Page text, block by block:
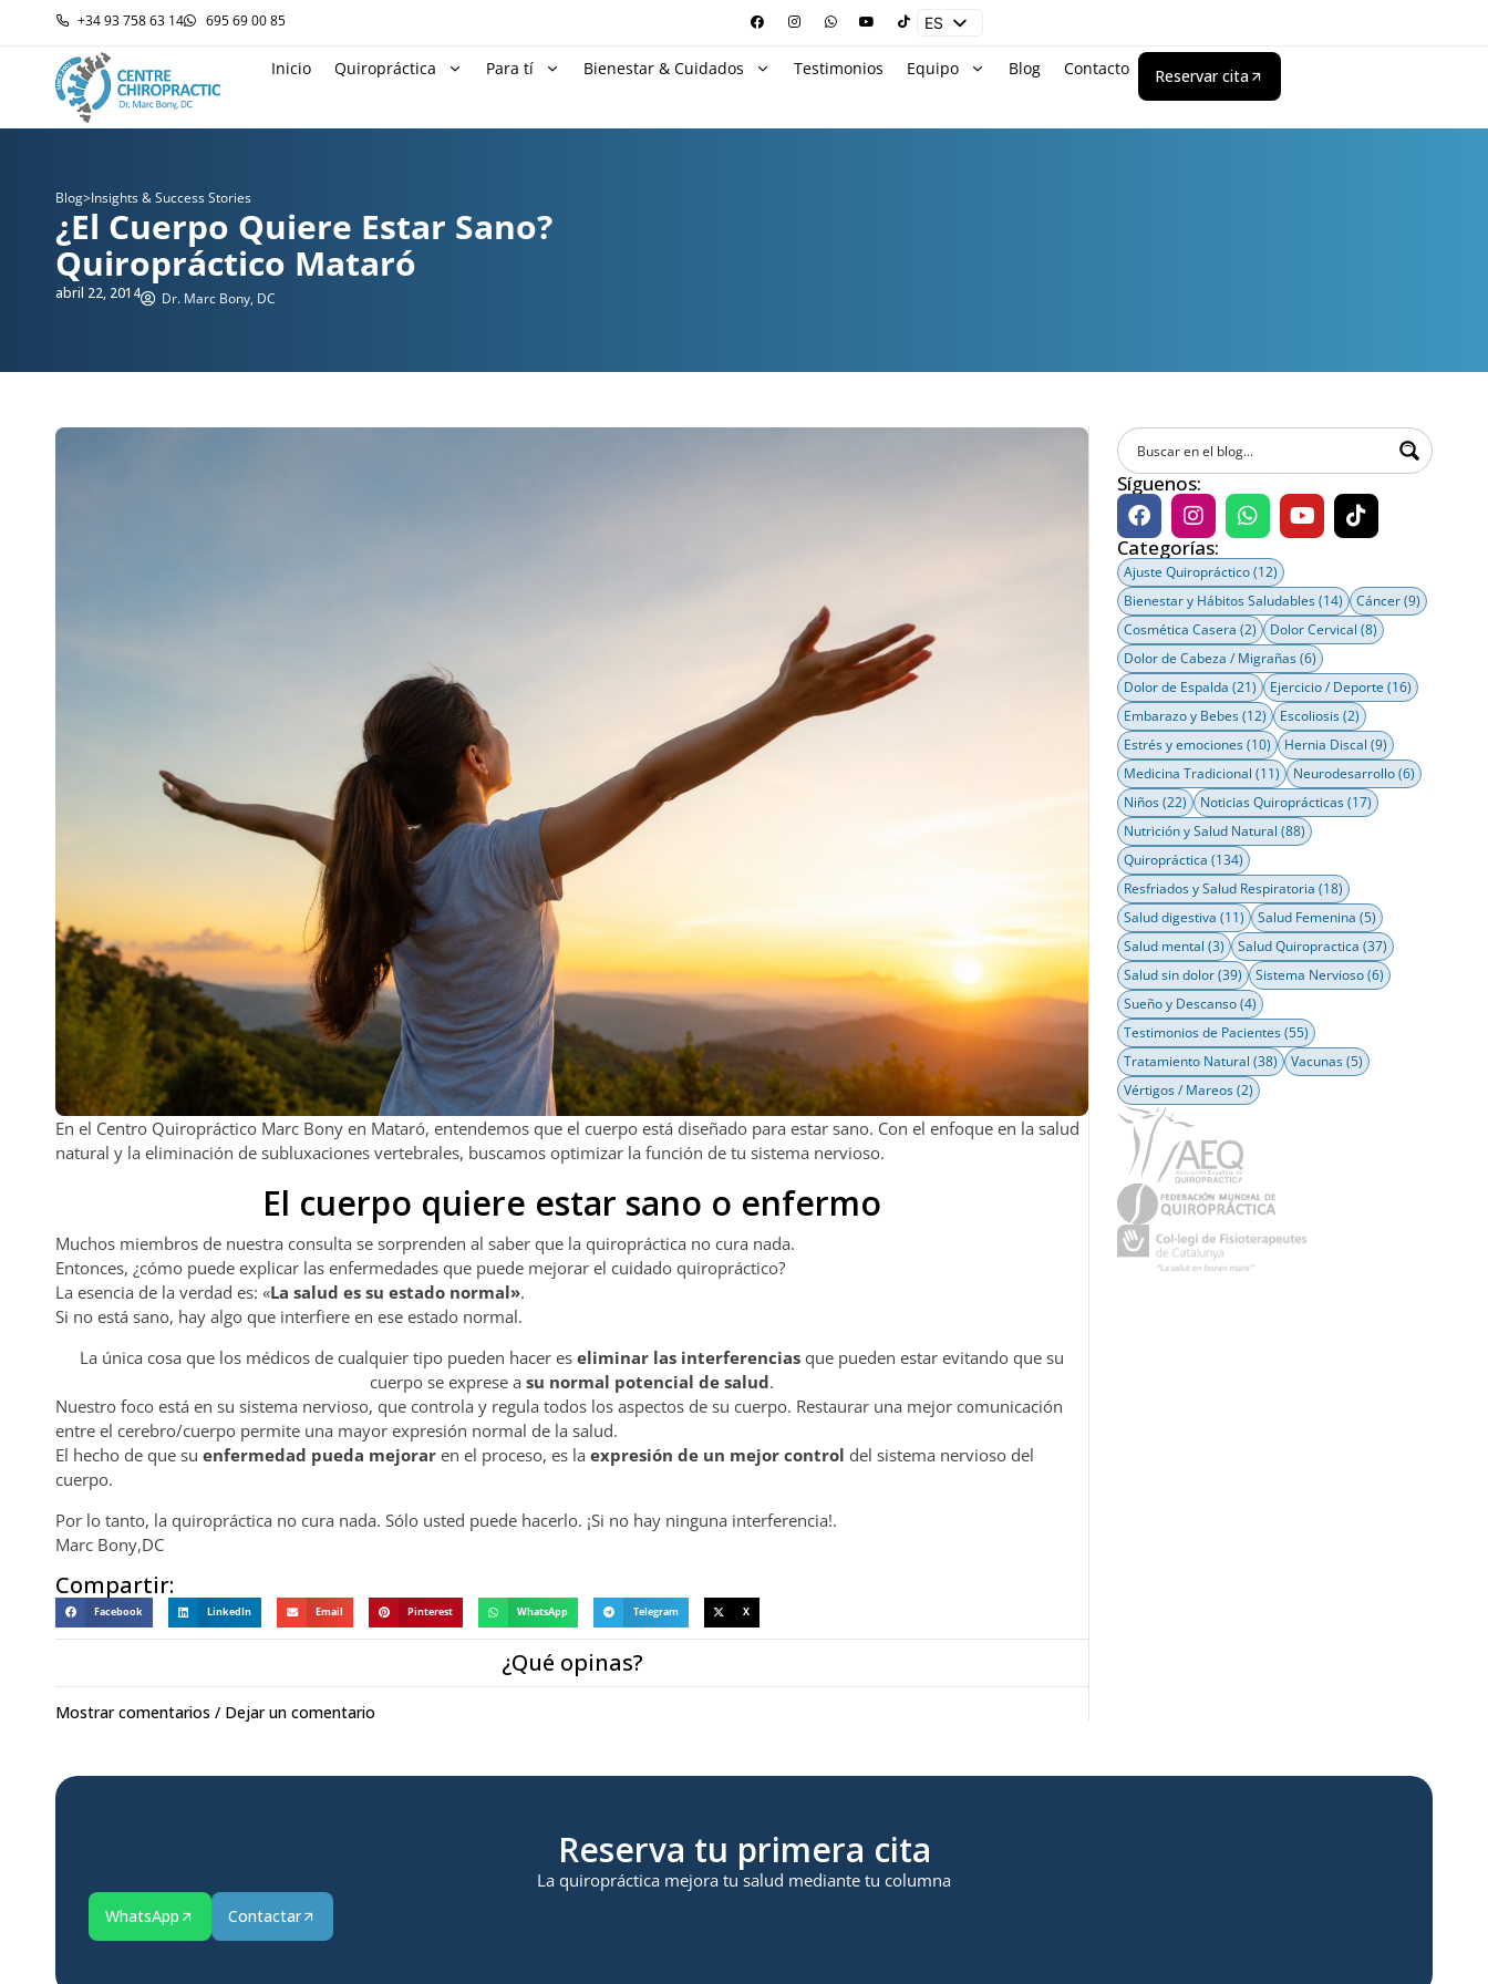
+34 93 758 63 14 695 69 00 85
ES
Inicio Quiropráctica Para tí Bienestar & Cuidados Testimonios Equipo Blog Contacto Reservar cita
Blog>Insights & Success Stories
¿El Cuerpo Quiere Estar Sano?
Quiropráctico Mataró
abril 22, 2014 Dr. Marc Bony, DC
En el Centro Quiropráctico Marc Bony en Mataró, entendemos que el cuerpo está diseñado para estar sano. Con el enfoque en la salud
natural y la eliminación de subluxaciones vertebrales, buscamos optimizar la función de tu sistema nervioso.
El cuerpo quiere estar sano o enfermo
Muchos miembros de nuestra consulta se sorprenden al saber que la quiropráctica no cura nada.
Entonces, ¿cómo puede explicar las enfermedades que puede mejorar el cuidado quiropráctico?
La esencia de la verdad es: «La salud es su estado normal».
Si no está sano, hay algo que interfiere en ese estado normal.
La única cosa que los médicos de cualquier tipo pueden hacer es eliminar las interferencias que pueden estar evitando que su
cuerpo se exprese a su normal potencial de salud.
Nuestro foco está en su sistema nervioso, que controla y regula todos los aspectos de su cuerpo. Restaurar una mejor comunicación
entre el cerebro/cuerpo permite una mayor expresión normal de la salud.
El hecho de que su enfermedad pueda mejorar en el proceso, es la expresión de un mejor control del sistema nervioso del
cuerpo.
Por lo tanto, la quiropráctica no cura nada. Sólo usted puede hacerlo. ¡Si no hay ninguna interferencia!.
Marc Bony,DC
Compartir:
Facebook LinkedIn Email Pinterest WhatsApp Telegram X
¿Qué opinas?
Mostrar comentarios / Dejar un comentario
Síguenos:
Categorías:
Ajuste Quiropráctico(12)
Bienestar y Hábitos Saludables(14) Cáncer(9)
Cosmética Casera (2) Dolor Cervical (8)
Dolor de Cabeza / Migrañas(6)
Dolor de Espalda (21) Ejercicio / Deporte (16)
Embarazo y Bebes(12) Escoliosis(2)
Estrés y emociones(10) Hernia Discal (9)
Medicina Tradicional (11) Neurodesarrollo(6)
Niños(22) Noticias Quiroprácticas(17)
Nutrición y Salud Natural (88)
Quiropráctica (134)
Resfriados y Salud Respiratoria (18)
Salud digestiva (11) Salud Femenina (5)
Salud mental (3) Salud Quiropractica (37)
Salud sin dolor(39) Sistema Nervioso(6)
Sueño y Descanso(4)
Testimonios de Pacientes(55)
Tratamiento Natural (38) Vacunas(5)
Vértigos / Mareos(2)
Reserva tu primera cita
La quiropráctica mejora tu salud mediante tu columna
WhatsApp Contactar